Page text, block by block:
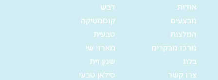
אודות
מבצעים
המלצות
מרכז מבקרים
בלוג
צרו קשר
דבש
קוסמטיקה
טבעית
מארזי שי
שמן זית
סילאן טבעי